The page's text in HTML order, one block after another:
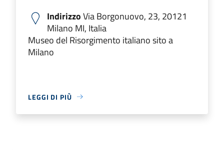
IndirizzoVia Borgonuovo, 23, 20121
Milano MI, Italia
Museo del Risorgimento italiano sito a
Milano
LEGGI DI PIÙ